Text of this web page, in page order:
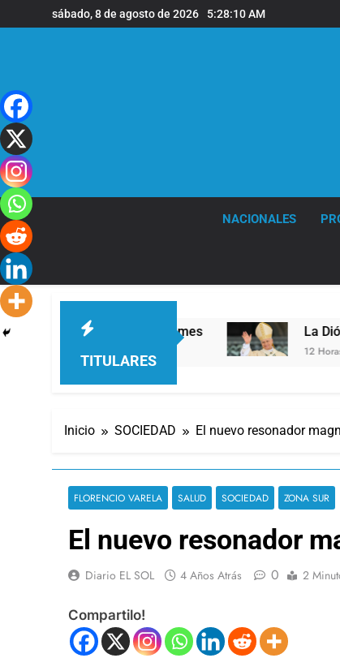
al
sábado, 8 de agosto de 2026 5:28:11 AM
NACIONALES
TITULARES
en la sede de Quilmes La
12 Horas Atrás
Inicio SOCIEDAD El nuevo resonador
FLORENCIO VARELA SALUD SOCIEDAD ZONA SUR
El nuevo resonador
Diario EL SOL 4 Años Atrás 0 2
Compartilo!